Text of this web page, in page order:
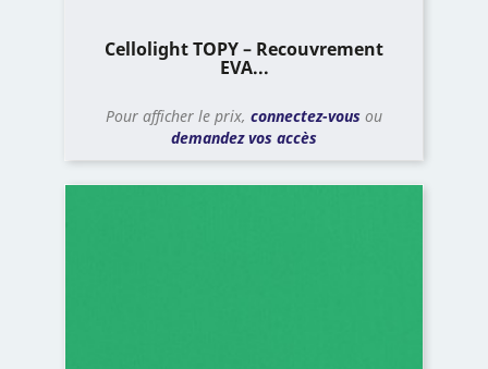
Cellolight TOPY – Recouvrement
EVA...
Pour afficher le prix, connectez-vous ou
demandez vos accès